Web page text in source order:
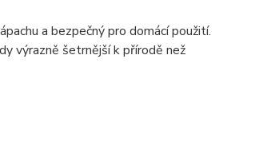
a bezpečný pro domácí použití.
výrazně šetrnější k přírodě než